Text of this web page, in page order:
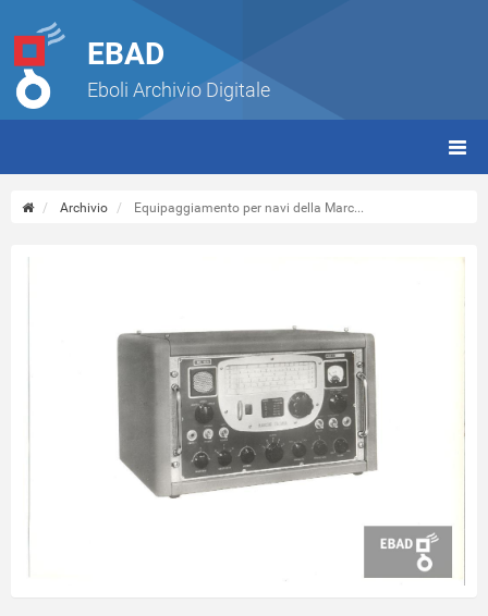
EBAD
Eboli Archivio Digitale
Archivio Equipaggiamento per navi della Marc...